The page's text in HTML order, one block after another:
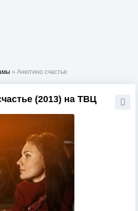
» Анютино счастье
(2013) на ТВЦ